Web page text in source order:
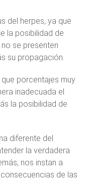
del herpes, ya que
la posibilidad de
se presenten
su propagación.
porcentajes muy
inadecuada el
la posibilidad de
diferente del
la verdadera
nos instan a
de las